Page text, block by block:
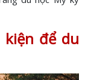
kiện để du